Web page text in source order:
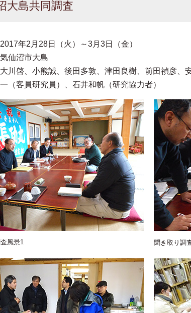
大島共同調査
年2月28日（火）～3月3日（金）
仙沼市大島
川啓、小熊誠、後田多敦、津田良樹、前田禎彦、
（客員研究員）、石井和帆（研究協力者）
風景1 聞き取り調